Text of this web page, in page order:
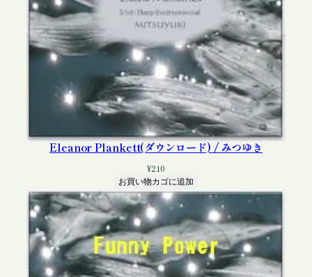
Eleanor Plankett(ダウンロード) / みつゆき
¥210
お買い物カゴに追加